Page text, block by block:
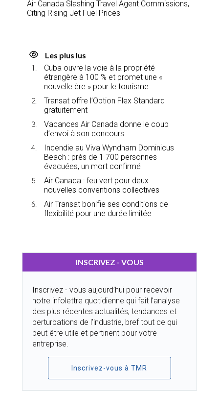
Air Canada Slashing Travel Agent Commissions,
Citing Rising Jet Fuel Prices
Les plus lus
Cuba ouvre la voie à la propriété
étrangère à 100 % et promet une «
nouvelle ère » pour le tourisme
Transat offre l’Option Flex Standard
gratuitement
Vacances Air Canada donne le coup
d’envoi à son concours
Incendie au Viva Wyndham Dominicus
Beach : près de 1 700 personnes
évacuées, un mort confirmé
Air Canada : feu vert pour deux
nouvelles conventions collectives
Air Transat bonifie ses conditions de
flexibilité pour une durée limitée
INSCRIVEZ - VOUS
Inscrivez - vous aujourd’hui pour recevoir
notre infolettre quotidienne qui fait l’analyse
des plus récentes actualités, tendances et
perturbations de l’industrie, bref tout ce qui
peut être utile et pertinent pour votre
entreprise.
Inscrivez-vous à TMR